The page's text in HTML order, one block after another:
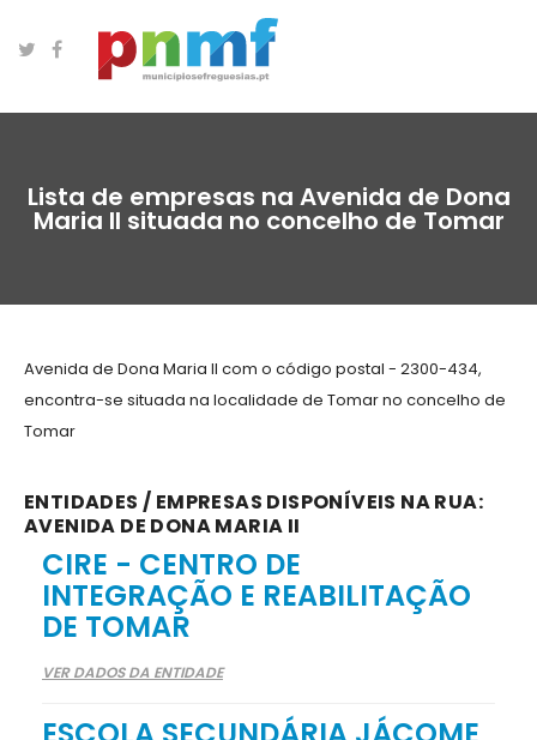
Lista de empresas na Avenida de Dona
Maria II situada no concelho de Tomar
Avenida de Dona Maria II com o código postal - 2300-434,
encontra-se situada na localidade de Tomar no concelho de
Tomar
ENTIDADES / EMPRESAS DISPONÍVEIS NA RUA:
AVENIDA DE DONA MARIA II
CIRE - CENTRO DE
INTEGRAÇÃO E REABILITAÇÃO
DE TOMAR
VER DADOS DA ENTIDADE